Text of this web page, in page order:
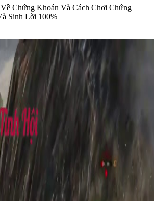
Chứng Khoán Và Cách Chơi Chứng
Sinh Lời 100%